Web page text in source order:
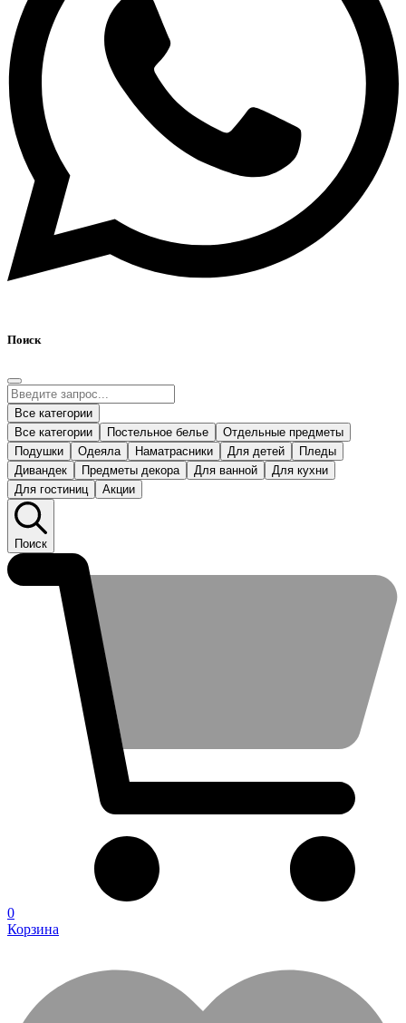
Поиск
Все категории
Все категории
Постельное белье
Отдельные предметы
Подушки
Одеяла Наматрасники Для детей
Пледы
Дивандек
Предметы декора Для ванной
Для кухни
Для гостиниц
Акции
Поиск
0
Корзина